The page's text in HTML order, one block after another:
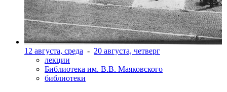
12 августа, среда - 20 августа, четверг
лекции
Библиотека им. В.В. Маяковского
библиотеки